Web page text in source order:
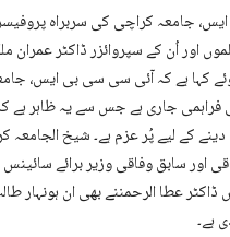
جامعہ کراچی کی سربراہ پروفیسر
اور اُن کے سپروائزر ڈاکٹر عمران
کہا ہے کہ آئی سی سی بی ایس،
جاری ہے جس سے یہ ظاہر ہے
کے لیے پُر عزم ہے۔ شیخ الجامعہ
اور سابق وفاقی وزیر برائے سائینس
عطا الرحمننے بھی ان ہونہار
ہے۔